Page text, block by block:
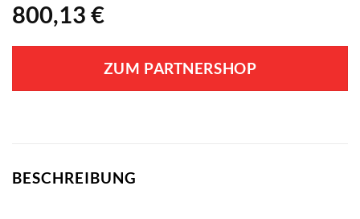
800,13 €
ZUM PARTNERSHOP
BESCHREIBUNG